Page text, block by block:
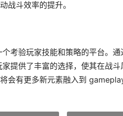
战斗效率的提升。
考验玩家技能和策略的平台。
提供了丰富的选择，使其在战
会有更多新元素融入到